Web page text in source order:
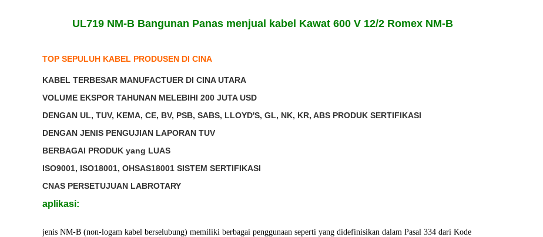
UL719 NM-B Bangunan Panas menjual kabel Kawat 600 V 12/2 Romex NM-B
TOP SEPULUH KABEL PRODUSEN DI CINA
KABEL TERBESAR MANUFACTUER DI CINA UTARA
VOLUME EKSPOR TAHUNAN MELEBIHI 200 JUTA USD
DENGAN UL, TUV, KEMA, CE, BV, PSB, SABS, LLOYD'S, GL, NK, KR, ABS PRODUK SERTIFIKASI
DENGAN JENIS PENGUJIAN LAPORAN TUV
BERBAGAI PRODUK yang LUAS
ISO9001, ISO18001, OHSAS18001 SISTEM SERTIFIKASI
CNAS PERSETUJUAN LABROTARY
aplikasi:
jenis NM-B (non-logam kabel berselubung) memiliki berbagai penggunaan seperti yang didefinisikan dalam Pasal 334 dari Kode